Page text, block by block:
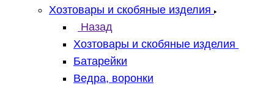
Хозтовары и скобяные изделия
Назад
Хозтовары и скобяные изделия
Батарейки
Ведра, воронки